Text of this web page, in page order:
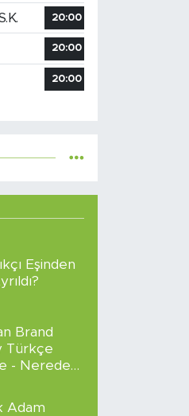
20:00
20:00
20:00
Eşinden
Brand
Türkçe
- Nereden
Adam